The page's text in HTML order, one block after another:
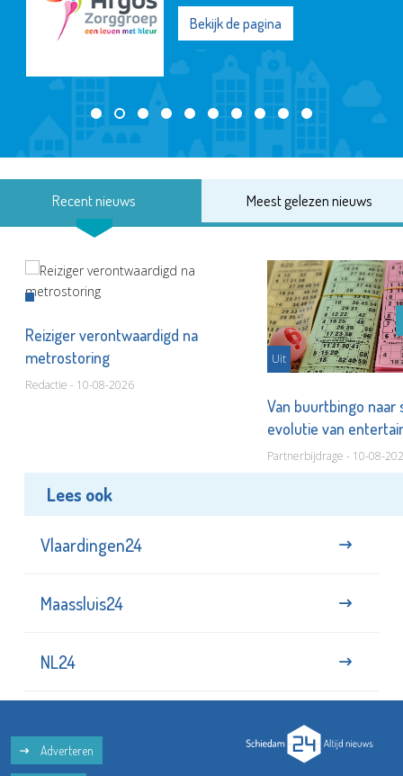
Bekijk de pagina
Recent nieuws Meest gelezen nieuws
Reiziger verontwaardigd na
metrostoring
Redactie - 10-08-2026
Uit
Van buurtbingo naar
evolutie van
Partnerbijdrage - 10-08-
Lees ook
Vlaardingen24
Maassluis24
NL24
Adverteren